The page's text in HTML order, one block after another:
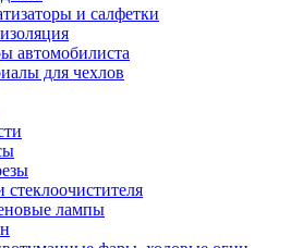
и салфетки
автомобилиста
для чехлов
лампы